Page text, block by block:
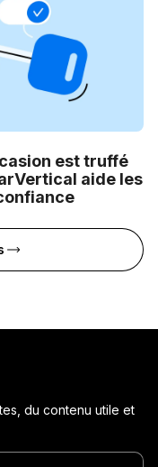
est truffé
aide les
du contenu utile et